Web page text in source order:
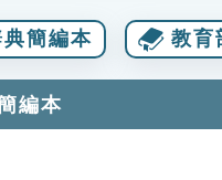
簡編本 教育
編本